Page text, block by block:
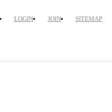
LOGIN JOIN SITEMAP